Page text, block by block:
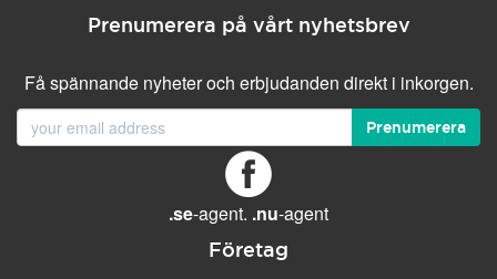
Prenumerera på vårt nyhetsbrev
Få spännande nyheter och erbjudanden direkt i inkorgen.
Prenumerera
.se-agent. .nu-agent
Företag